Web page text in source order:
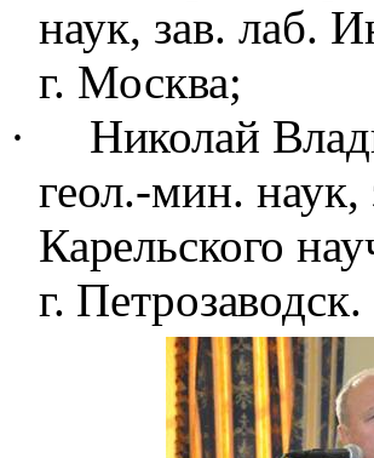
наук, зав. лаб.
г. Москва;
·
Николай
геол.-мин. наук,
Карельского
г. Петрозаводск.